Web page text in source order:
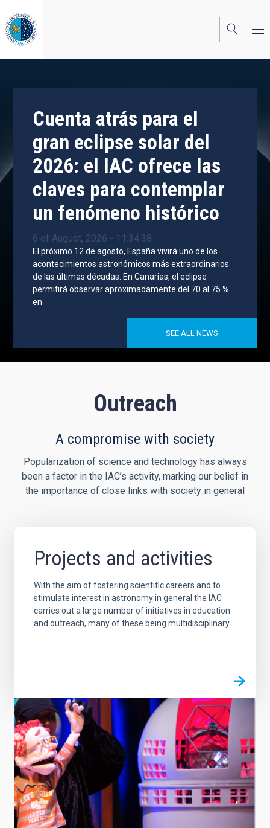
to
main
content
Cuenta atrás para el
gran eclipse solar del
2026: el IAC ofrece las
claves para contemplar
un fenómeno histórico
6 of August, 2026 - 11:34:38
El próximo 12 de agosto, España vivirá uno de los
acontecimientos astronómicos más extraordinarios
de las últimas décadas. En Canarias, el eclipse
permitirá observar aproximadamente del 70 al 75 %
en
SEE ALL NEWS
Outreach
A compromise with society
Popularization of science and technology has always
been a factor in the IAC’s activity, marking our belief in
the importance of close links with society in general
Projects and activities
With the aim of fostering scientific careers and to
stimulate interest in astronomy in general the IAC
carries out a large number of initiatives in education
and outreach, many of these being multidisciplinary